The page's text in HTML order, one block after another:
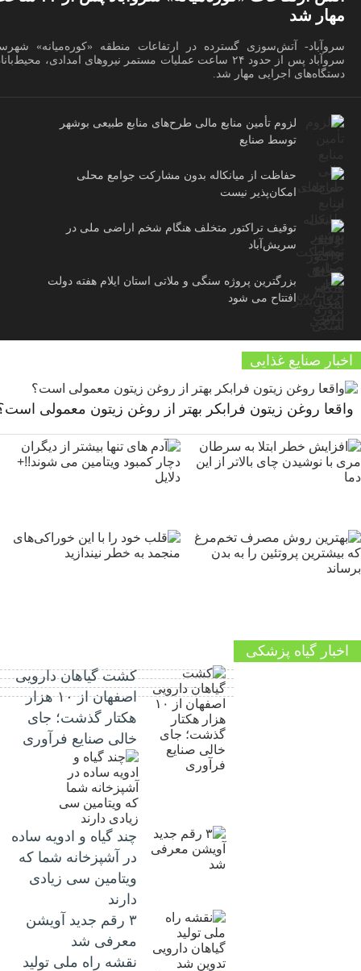
مهار شد
سروآباد- آتش‌سوزی گسترده در ارتفاعات منطقه «کوره‌میانه»
سروآباد پس از حدود ۲۴ ساعت عملیات مستمر نیروهای امدادی،
دستگاه‌های اجرایی مهار شد.
لزوم تأمین منابع مالی طرح‌های منابع طبیعی بوشهر
توسط صنایع
حفاظت از میانکاله بدون مشارکت جوامع محلی
امکان‌پذیر نیست
توقیف تراکتور متخلف هنگام شخم اراضی ملی در
سریش‌آباد
بزرگترین پروژه سنگی و ملاتی استان ایلام هفته دولت
افتتاح می شود
اخبار صنایع غذایی
واقعا روغن زیتون فرابکر بهتر از روغن زیتون معمولی
اخبار گیاه پزشکی
کشت گیاهان دارویی
اصفهان از ۱۰ هزار
هکتار گذشت؛ جای
خالی صنایع فرآوری
چند گیاه و ادویه ساده
در آشپزخانه شما که
ویتامین سی زیادی
دارند
۳ رقم جدید آویشن
معرفی شد
نقشه راه ملی تولید